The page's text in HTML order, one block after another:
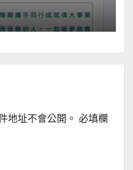
地址不會公開。 必填欄